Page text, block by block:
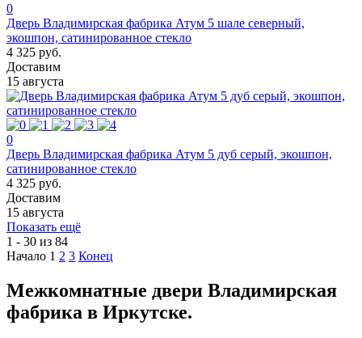
0
Дверь Владимирская фабрика Атум 5 шале северный,
экошпон, сатинированное стекло
4 325 руб.
Доставим
15 августа
0
Дверь Владимирская фабрика Атум 5 дуб серый, экошпон,
сатинированное стекло
4 325 руб.
Доставим
15 августа
Показать ещё
1 - 30 из 84
Начало 1 2 3 Конец
Межкомнатные двери Владимирская
фабрика в Иркутске.